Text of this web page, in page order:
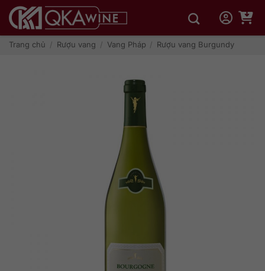
qua
dungTrang chủ / Rượu vang / Vang Pháp / Rượu vang Burgundy